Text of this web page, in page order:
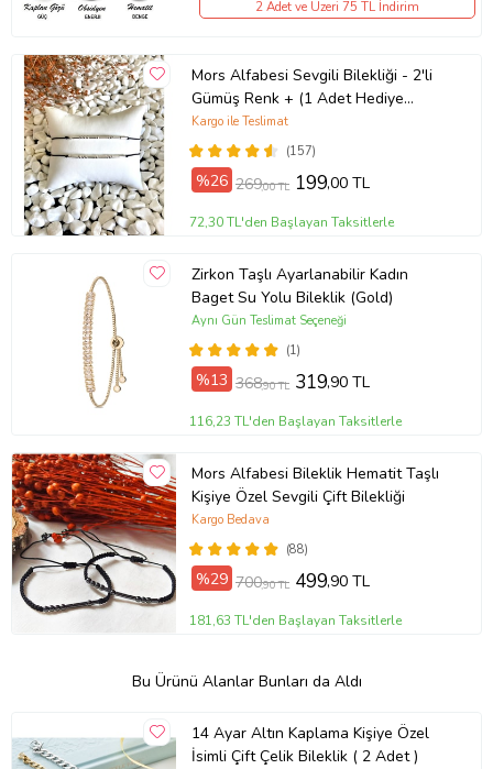
2 Adet ve Üzeri 75 TL İndirim
Mors Alfabesi Sevgili Bilekliği - 2'li
Gümüş Renk + (1 Adet Hediye
Bileklik)
(157)
Kargo ile Teslimat
%26 269,00 TL 199,00 TL
72,30 TL'den Başlayan Taksitlerle
Zirkon Taşlı Ayarlanabilir Kadın
Baget Su Yolu Bileklik (Gold)
(1)
Aynı Gün Teslimat Seçeneği
%13 368,90 TL 319,90 TL
116,23 TL'den Başlayan Taksitlerle
Mors Alfabesi Bileklik Hematit Taşlı
Kişiye Özel Sevgili Çift Bilekliği
(88)
Kargo Bedava
%29 700,90 TL 499,90 TL
181,63 TL'den Başlayan Taksitlerle
Bu Ürünü Alanlar Bunları da Aldı
14 Ayar Altın Kaplama Kişiye Özel
İsimli Çift Çelik Bileklik ( 2 Adet )